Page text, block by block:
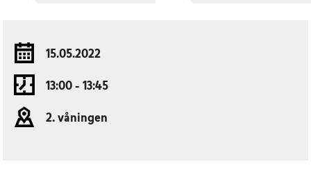
15.05.2022
13:00 - 13:45
2. våningen